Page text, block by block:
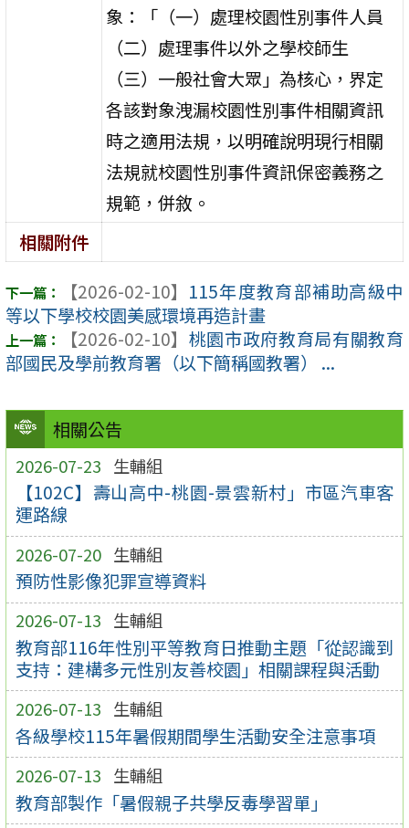
相關公告
2026-07-23 生輔組
【102C】壽山高中-桃園-景雲新村」市區汽車客
運路線
2026-07-20 生輔組
預防性影像犯罪宣導資料
2026-07-13 生輔組
教育部116年性別平等教育日推動主題「從認識到
支持：建構多元性別友善校園」相關課程與活動
2026-07-13 生輔組
各級學校115年暑假期間學生活動安全注意事項
2026-07-13 生輔組
教育部製作「暑假親子共學反毒學習單」
象：「（一）處理校園性別事件人員
（二）處理事件以外之學校師生
（三）一般社會大眾」為核心，界定
各該對象洩漏校園性別事件相關資訊
時之適用法規，以明確說明現行相關
法規就校園性別事件資訊保密義務之
規範，併敘。
相關附件
【2026-02-10】 115年度教育部補助高級中
等以下學校校園美感環境再造計畫
【2026-02-10】 桃園市政府教育局有關教育
部國民及學前教育署（以下簡稱國教署） ...